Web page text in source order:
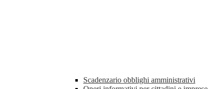
Scadenzario obblighi amministrativi